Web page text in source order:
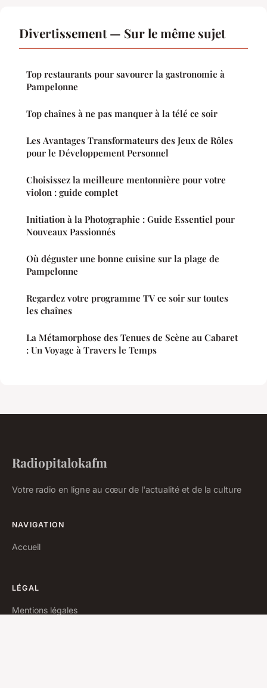
Divertissement — Sur le même sujet
Top restaurants pour savourer la gastronomie à
Pampelonne
Top chaînes à ne pas manquer à la télé ce soir
Les Avantages Transformateurs des Jeux de Rôles
pour le Développement Personnel
Choisissez la meilleure mentonnière pour votre
violon : guide complet
Initiation à la Photographie : Guide Essentiel pour
Nouveaux Passionnés
Où déguster une bonne cuisine sur la plage de
Pampelonne
Regardez votre programme TV ce soir sur toutes
les chaînes
La Métamorphose des Tenues de Scène au Cabaret
: Un Voyage à Travers le Temps
Radiopitalokafm
Votre radio en ligne au cœur de l'actualité et de la culture
NAVIGATION
Accueil
LÉGAL
Mentions légales